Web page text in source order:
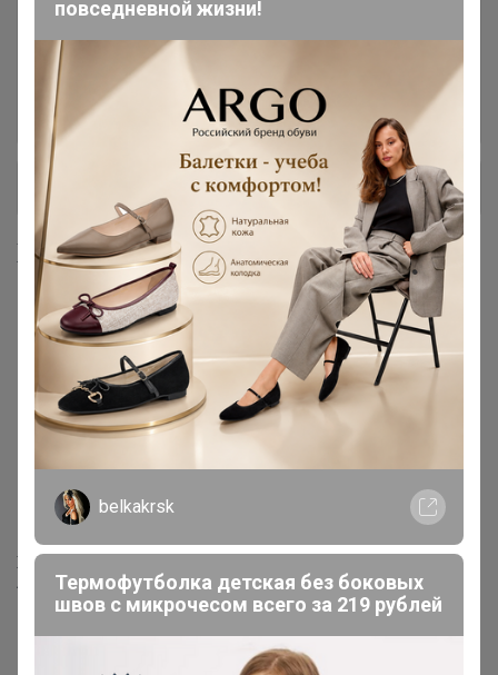
Баня и сауна 65
Бритьё и стрижка волос
+ Ещё 87 каталогов
Хиты продаж
93,74р
Хвойный концентрат Dr.
Aqua «Пихта + Сосна», 850 г
спиртовая, одноразовая,
антисептическая из
нетканого материала, 56×65
мм, 1 шт.
повседневной жизни!
belkakrsk
Термофутболка детская без боковых
швов с микрочесом всего за 219 рублей